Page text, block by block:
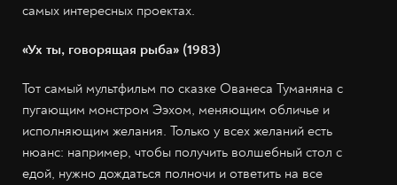
самых интересных проектах.
«Ух ты, говорящая рыба» (1983)
Тот самый мультфильм по сказке Ованеса Туманяна с
пугающим монстром Ээхом, меняющим обличье и
исполняющим желания. Только у всех желаний есть
нюанс: например, чтобы получить волшебный стол с
едой, нужно дождаться полночи и ответить на все